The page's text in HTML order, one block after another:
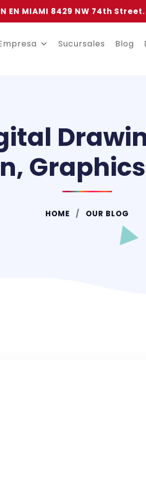
EN MIAMI 8429 NW 74th
Sucursales Blog
HOME OUR BLOG